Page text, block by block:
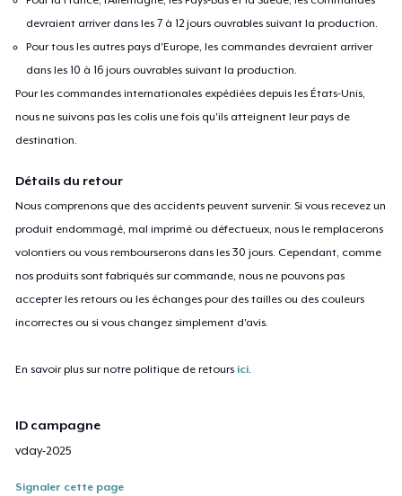
devraient arriver dans les 7 à 12 jours ouvrables suivant la production.
Pour tous les autres pays d'Europe, les commandes devraient arriver
dans les 10 à 16 jours ouvrables suivant la production.
Pour les commandes internationales expédiées depuis les États-Unis,
nous ne suivons pas les colis une fois qu'ils atteignent leur pays de
destination.
Détails du retour
Nous comprenons que des accidents peuvent survenir. Si vous recevez un
produit endommagé, mal imprimé ou défectueux, nous le remplacerons
volontiers ou vous rembourserons dans les 30 jours. Cependant, comme
nos produits sont fabriqués sur commande, nous ne pouvons pas
accepter les retours ou les échanges pour des tailles ou des couleurs
incorrectes ou si vous changez simplement d'avis.
En savoir plus sur notre politique de retours ici.
ID campagne
vday-2025
Signaler cette page